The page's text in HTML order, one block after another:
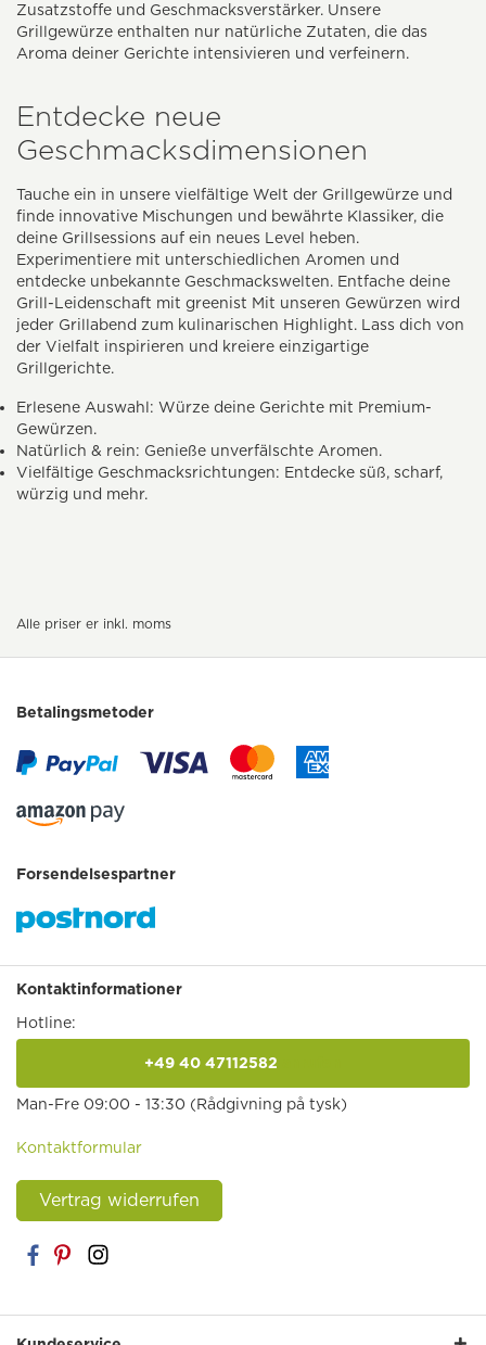
Zusatzstoffe und Geschmacksverstärker. Unsere
Grillgewürze enthalten nur natürliche Zutaten, die das
Aroma deiner Gerichte intensivieren und verfeinern.
Entdecke neue
Geschmacksdimensionen
Tauche ein in unsere vielfältige Welt der Grillgewürze und
finde innovative Mischungen und bewährte Klassiker, die
deine Grillsessions auf ein neues Level heben.
Experimentiere mit unterschiedlichen Aromen und
entdecke unbekannte Geschmackswelten. Entfache deine
Grill-Leidenschaft mit greenist Mit unseren Gewürzen wird
jeder Grillabend zum kulinarischen Highlight. Lass dich von
der Vielfalt inspirieren und kreiere einzigartige
Grillgerichte.
Erlesene Auswahl: Würze deine Gerichte mit Premium-
Gewürzen.
Natürlich & rein: Genieße unverfälschte Aromen.
Vielfältige Geschmacksrichtungen: Entdecke süß, scharf,
würzig und mehr.
Alle priser er inkl. moms
Betalingsmetoder
Forsendelsespartner
Kontaktinformationer
Hotline:
+49 40 47112582
Man-Fre 09:00 - 13:30 (Rådgivning på tysk)
Kontaktformular
Vertrag widerrufen